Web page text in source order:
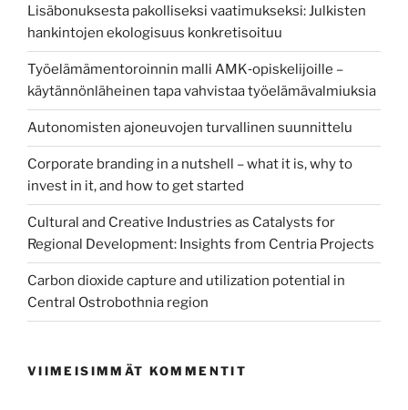
Lisäbonuksesta pakolliseksi vaatimukseksi: Julkisten
hankintojen ekologisuus konkretisoituu
Työelämämentoroinnin malli AMK‑opiskelijoille –
käytännönläheinen tapa vahvistaa työelämävalmiuksia
Autonomisten ajoneuvojen turvallinen suunnittelu
Corporate branding in a nutshell – what it is, why to
invest in it, and how to get started
Cultural and Creative Industries as Catalysts for
Regional Development: Insights from Centria Projects
Carbon dioxide capture and utilization potential in
Central Ostrobothnia region
VIIMEISIMMÄT KOMMENTIT